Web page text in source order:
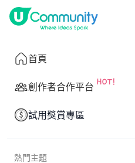
首頁
創作者合作平台
試用獎賞專區
熱門主題